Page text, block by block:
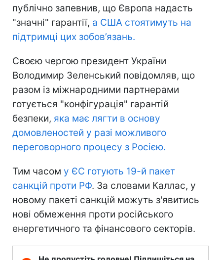
публічно запевнив, що Європа надасть
"значні" гарантії, а США стоятимуть на
підтримці цих зобов’язань.
Своєю чергою президент України
Володимир Зеленський повідомляв, що
разом із міжнародними партнерами
готується "конфігурація" гарантій
безпеки, яка має лягти в основу
домовленостей у разі можливого
переговорного процесу з Росією.
Тим часом у ЄС готують 19-й пакет
санкцій проти РФ. За словами Каллас, у
новому пакеті санкцій можуть з'явитись
нові обмеження проти російського
енергетичного та фінансового секторів.